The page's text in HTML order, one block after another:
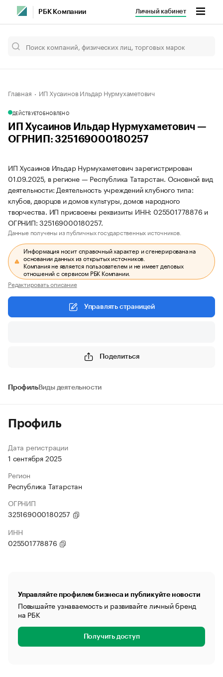
РБК Компании Личный кабинет
Главная ИП Хусаинов Ильдар Нурмухаметович
ДЕЙСТВУЕТОБНОВЛЕНО
ИП Хусаинов Ильдар Нурмухаметович —
ОГРНИП: 325169000180257
ИП Хусаинов Ильдар Нурмухаметович зарегистрирован
01.09.2025, в регионе — Республика Татарстан. Основной вид
деятельности: Деятельность учреждений клубного типа:
клубов, дворцов и домов культуры, домов народного
творчества. ИП присвоены реквизиты ИНН: 025501778876 и
ОГРНИП: 325169000180257.
Данные получены из публичных государственных источников.
Информация носит справочный характер и сгенерирована на
основании данных из открытых источников.
Компания не является пользователем и не имеет деловых
отношений с сервисом РБК Компании.
Редактировать описание
Управлять страницей
Поделиться
ПрофильВиды деятельности
Профиль
Дата регистрации
1 сентября 2025
Регион
Республика Татарстан
ОГРНИП
325169000180257
ИНН
025501778876
Управляйте профилем бизнеса и публикуйте новости
Повышайте узнаваемость и развивайте личный бренд
на РБК
Получить доступ